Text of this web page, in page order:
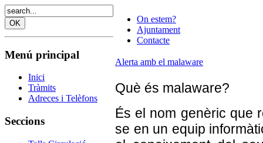
Menú principal
Inici
Tràmits
Adreces i Telèfons
Seccions
On estem?
Ajuntament
Contacte
Alerta amb el malaware
Què és malaware?
És el nom genèric que
se en un equip